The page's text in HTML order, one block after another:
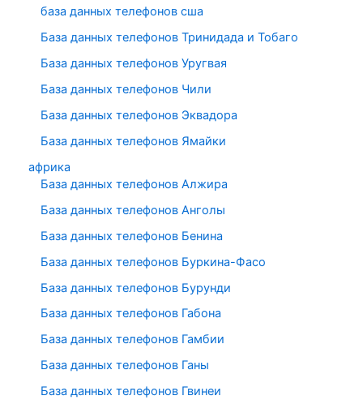
база данных телефонов сша
База данных телефонов Тринидада и Тобаго
База данных телефонов Уругвая
База данных телефонов Чили
База данных телефонов Эквадора
База данных телефонов Ямайки
африка
База данных телефонов Алжира
База данных телефонов Анголы
База данных телефонов Бенина
База данных телефонов Буркина-Фасо
База данных телефонов Бурунди
База данных телефонов Габона
База данных телефонов Гамбии
База данных телефонов Ганы
База данных телефонов Гвинеи